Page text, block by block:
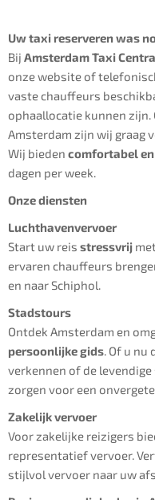
Uw taxi reserveren was
Bij Amsterdam Taxi
onze website of
vaste chauffeurs
ophaallocatie kunnen zijn.
Amsterdam zijn wij graag
Wij bieden comfortabel
dagen per week.
Onze diensten
Luchthavenvervoer
Start uw reis stressvrij
ervaren chauffeurs
en naar Schiphol.
Stadstours
Ontdek Amsterdam en
persoonlijke gids. Of u nu
verkennen of de
zorgen voor een
Zakelijk vervoer
Voor zakelijke reizigers
representatief vervoer.
stijlvol vervoer naar uw